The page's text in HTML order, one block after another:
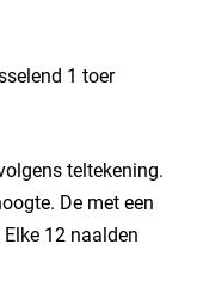
1 toer
teltekening.
De met een
12 naalden